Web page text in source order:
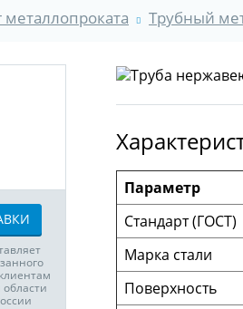
металлопроката Трубный
Параметр
Стандарт (ГОСТ)
Марка стали
Поверхность